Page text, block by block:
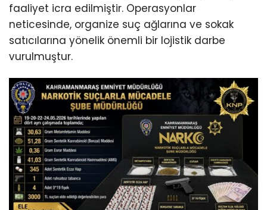
faaliyet icra edilmiştir. Operasyonlar
neticesinde, organize suç ağlarına ve sokak
satıcılarına yönelik önemli bir lojistik darbe
vurulmuştur.